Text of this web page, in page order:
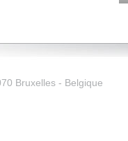
Bruxelles - Belgique